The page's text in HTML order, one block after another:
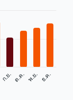
ก.ย. ต.ค. พ.ย. ธ.ค.